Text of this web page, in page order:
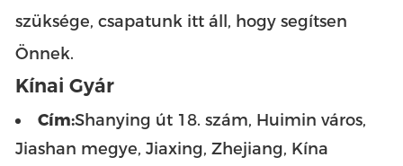
szüksége, csapatunk itt áll, hogy segítsen
Önnek.
Kínai Gyár
Cím:Shanying út 18. szám, Huimin város,
Jiashan megye, Jiaxing, Zhejiang, Kína